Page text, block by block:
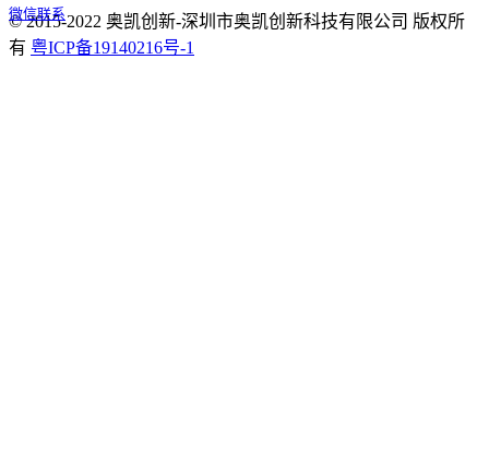
© 2015-2022 奥凯创新-深圳市奥凯创新科技有限公司 版权所
有 粤ICP备19140216号-1
微信联系